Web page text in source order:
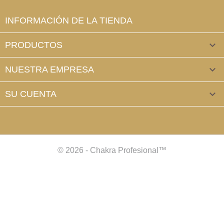
INFORMACIÓN DE LA TIENDA
PRODUCTOS 
NUESTRA EMPRESA 
SU CUENTA 
© 2026 - Chakra Profesional™